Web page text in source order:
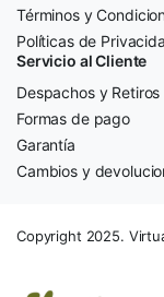
Términos y
Políticas de
Servicio al Cliente
Despachos y Retiros
Formas de pago
Garantía
Cambios y
Copyright 2025.